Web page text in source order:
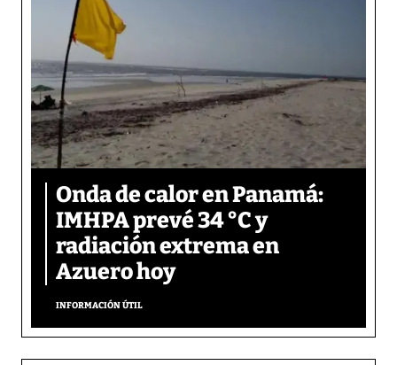
Onda de calor en Panamá:
IMHPA prevé 34 °C y
radiación extrema en
Azuero hoy
INFORMACIÓN ÚTIL